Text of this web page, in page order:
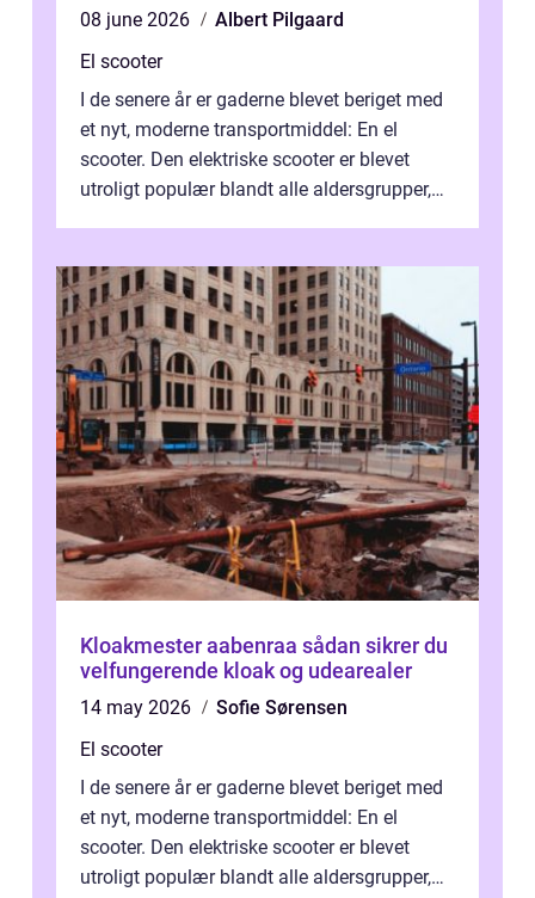
08 june 2026
Albert Pilgaard
El scooter
I de senere år er gaderne blevet beriget med
et nyt, moderne transportmiddel: En el
scooter. Den elektriske scooter er blevet
utroligt populær blandt alle aldersgrupper,
Kloakmester aabenraa sådan sikrer du
velfungerende kloak og udearealer
14 may 2026
Sofie Sørensen
El scooter
I de senere år er gaderne blevet beriget med
et nyt, moderne transportmiddel: En el
scooter. Den elektriske scooter er blevet
utroligt populær blandt alle aldersgrupper,